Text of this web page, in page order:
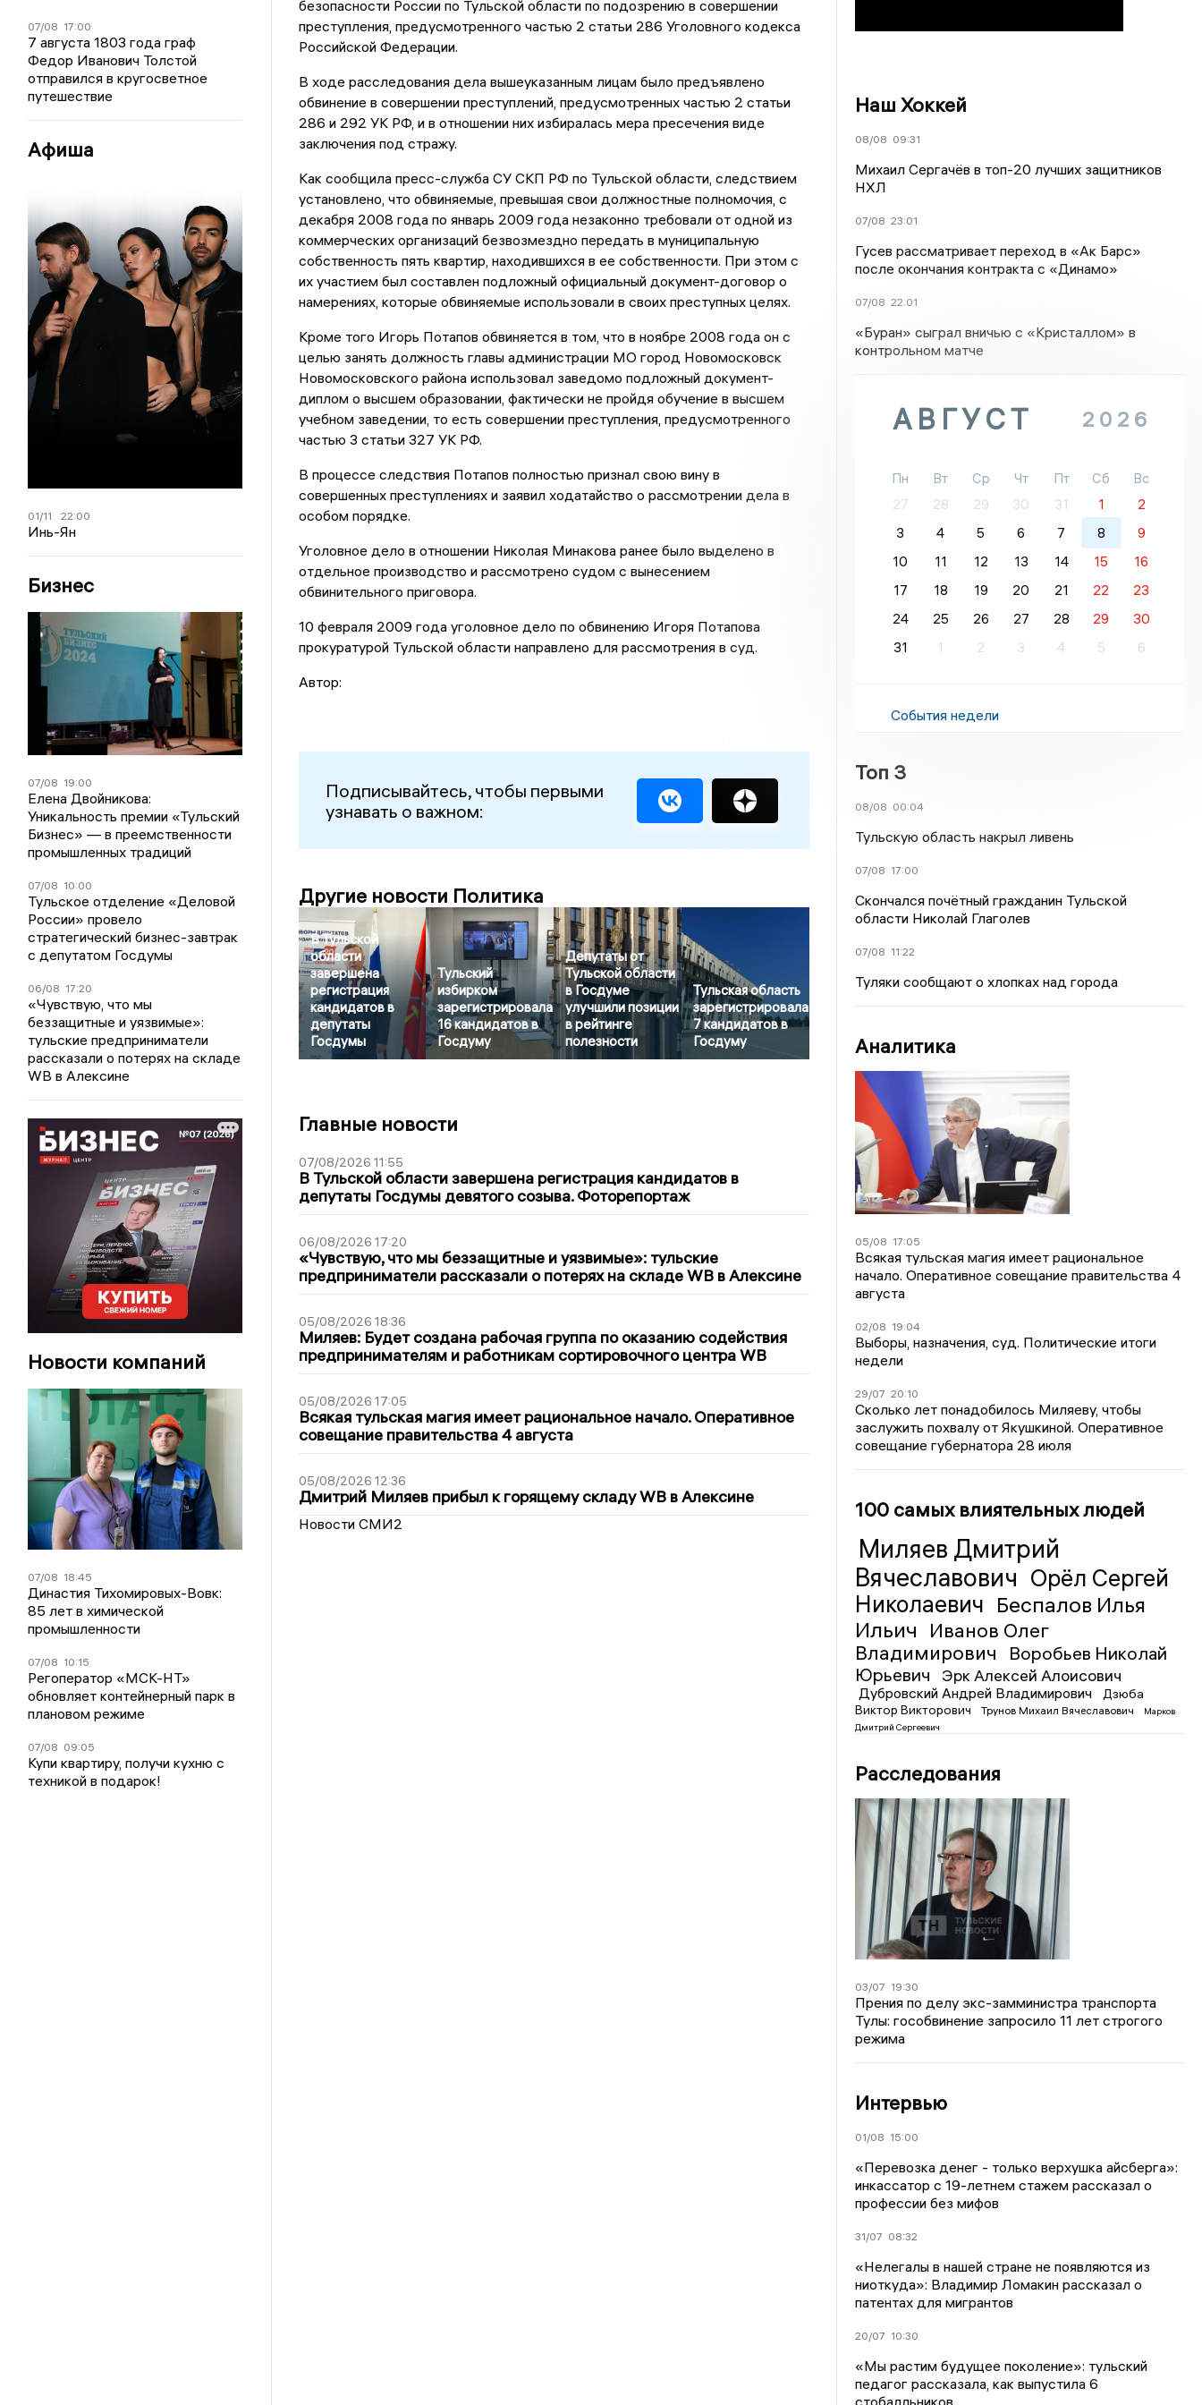
07/08 17:00
7 августа 1803 года граф
Федор Иванович Толстой
отправился в кругосветное
путешествие
Афиша
01/11 22:00
Инь-Ян
Бизнес
07/08 19:00
Елена Двойникова:
Уникальность премии «Тульский
Бизнес» — в преемственности
промышленных традиций
07/08 10:00
Тульское отделение «Деловой
России» провело
стратегический бизнес-завтрак
с депутатом Госдумы
06/08 17:20
«Чувствую, что мы
беззащитные и уязвимые»:
тульские предприниматели
рассказали о потерях на складе
WB в Алексине
Новости компаний
07/08 18:45
Династия Тихомировых-Вовк:
85 лет в химической
промышленности
07/08 10:15
Регоператор «МСК-НТ»
обновляет контейнерный парк в
плановом режиме
07/08 09:05
Купи квартиру, получи кухню с
техникой в подарок!
безопасности России по Тульской области по подозрению в совершении
преступления, предусмотренного частью 2 статьи 286 Уголовного кодекса
Российской Федерации.
В ходе расследования дела вышеуказанным лицам было предъявлено
обвинение в совершении преступлений, предусмотренных частью 2 статьи
286 и 292 УК РФ, и в отношении них избиралась мера пресечения виде
заключения под стражу.
Как сообщила пресс-служба СУ СКП РФ по Тульской области, следствием
установлено, что обвиняемые, превышая свои должностные полномочия, с
декабря 2008 года по январь 2009 года незаконно требовали от одной из
коммерческих организаций безвозмездно передать в муниципальную
собственность пять квартир, находившихся в ее собственности. При этом с
их участием был составлен подложный официальный документ-договор о
намерениях, которые обвиняемые использовали в своих преступных целях.
Кроме того Игорь Потапов обвиняется в том, что в ноябре 2008 года он с
целью занять должность главы администрации МО город Новомосковск
Новомосковского района использовал заведомо подложный документ-
диплом о высшем образовании, фактически не пройдя обучение в высшем
учебном заведении, то есть совершении преступления, предусмотренного
частью 3 статьи 327 УК РФ.
В процессе следствия Потапов полностью признал свою вину в
совершенных преступлениях и заявил ходатайство о рассмотрении дела в
особом порядке.
Уголовное дело в отношении Николая Минакова ранее было выделено в
отдельное производство и рассмотрено судом с вынесением
обвинительного приговора.
10 февраля 2009 года уголовное дело по обвинению Игоря Потапова
прокуратурой Тульской области направлено для рассмотрения в суд.
Автор:
Подписывайтесь, чтобы первыми
узнавать о важном:
Другие новости Политика
В Тульской
области
завершена
регистрация
кандидатов в
депутаты
Госдумы
Тульский
избирком
зарегистрировала
16 кандидатов в
Госдуму
Депутаты от
Тульской области
в Госдуме
улучшили позиции
в рейтинге
полезности
Тульская область
зарегистрировала
7 кандидатов в
Госдуму
Главные новости
07/08/2026 11:55
В Тульской области завершена регистрация кандидатов в
депутаты Госдумы девятого созыва. Фоторепортаж
06/08/2026 17:20
«Чувствую, что мы беззащитные и уязвимые»: тульские
предприниматели рассказали о потерях на складе WB в Алексине
05/08/2026 18:36
Миляев: Будет создана рабочая группа по оказанию содействия
предпринимателям и работникам сортировочного центра WB
05/08/2026 17:05
Всякая тульская магия имеет рациональное начало. Оперативное
совещание правительства 4 августа
05/08/2026 12:36
Дмитрий Миляев прибыл к горящему складу WB в Алексине
Новости СМИ2
Наш Хоккей
08/08 09:31
Михаил Сергачёв в топ-20 лучших защитников
НХЛ
07/08 23:01
Гусев рассматривает переход в «Ак Барс»
после окончания контракта с «Динамо»
07/08 22:01
«Буран» сыграл вничью с «Кристаллом» в
контрольном матче
АВГУСТ 2026
Пн Вт Ср Чт Пт Сб
Вс
27
28 29 30 31 1
2
3
4 5 6 7 8
9
10
11 12 13 14 15
16
17
18 19 20 21 22
23
24
25 26 27 28 29
30
31
1 2 3 4 5 6
События недели
Топ 3
08/08 00:04
Тульскую область накрыл ливень
07/08 17:00
Скончался почётный гражданин Тульской
области Николай Глаголев
07/08 11:22
Туляки сообщают о хлопках над города
Аналитика
05/08 17:05
Всякая тульская магия имеет рациональное
начало. Оперативное совещание правительства 4
августа
02/08 19:04
Выборы, назначения, суд. Политические итоги
недели
29/07 20:10
Сколько лет понадобилось Миляеву, чтобы
заслужить похвалу от Якушкиной. Оперативное
совещание губернатора 28 июля
100 самых влиятельных людей
Миляев Дмитрий
Вячеславович Орёл Сергей
Николаевич Беспалов Илья
Ильич
Иванов Олег
Владимирович
Воробьев Николай
Юрьевич
Эрк Алексей Алоисович
Дубровский Андрей Владимирович
Дзюба
Виктор Викторович
Трунов Михаил Вячеславович
Марков
Дмитрий Сергеевич
Расследования
03/07 19:30
Прения по делу экс-замминистра транспорта
Тулы: гособвинение запросило 11 лет строгого
режима
Интервью
01/08 15:00
«Перевозка денег - только верхушка айсберга»:
инкассатор с 19-летнем стажем рассказал о
профессии без мифов
31/07 08:32
«Нелегалы в нашей стране не появляются из
ниоткуда»: Владимир Ломакин рассказал о
патентах для мигрантов
20/07 10:30
«Мы растим будущее поколение»: тульский
педагог рассказала, как выпустила 6
стобалльников